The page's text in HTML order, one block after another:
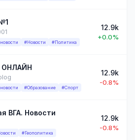
#Новости #Политика
12.9k
+0.0%
ОНЛАЙН
#Образование #Спорт
12.9k
-0.8%
ВГА. Новости
#Геополитика
12.9k
-0.8%